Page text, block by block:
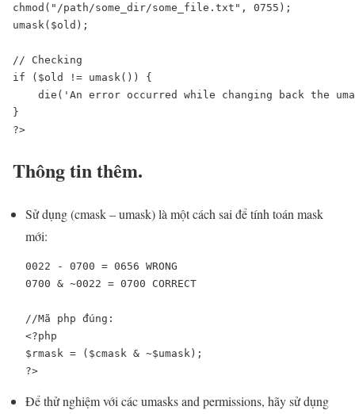
chmod("/path/some_dir/some_file.txt", 0755);
umask($old);
// Checking
if ($old != umask()) {
die('An error occurred while changing back the
}
?>
Thông tin thêm.
Sử dụng (cmask – umask) là một cách sai để tính toán mask
mới:
0022 - 0700 = 0656 WRONG
0700 & ~0022 = 0700 CORRECT
<?php
$rmask = ( $cmask & ~$umask
?>
Để thử nghiệm với các umasks and permissions, hãy sử dụng